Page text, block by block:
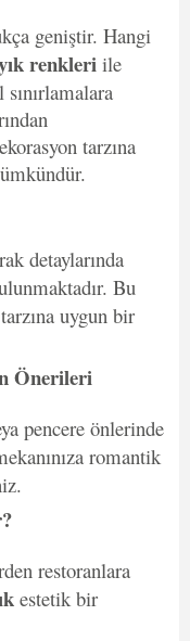
geniştir. Hangi
renkleriile
tarzına
detaylarında
Bu
uygun bir
Önerileri
pencere önlerinde
romantik
restoranlara
estetik bir